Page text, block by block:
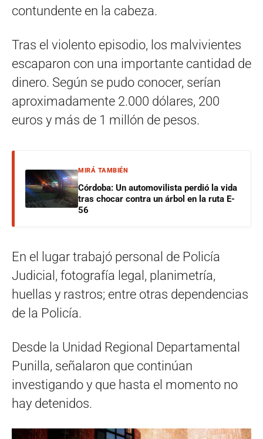
contundente en la cabeza.
Tras el violento episodio, los malvivientes
escaparon con una importante cantidad de
dinero. Según se pudo conocer, serían
aproximadamente 2.000 dólares, 200
euros y más de 1 millón de pesos.
MIRÁ TAMBIÉN
Córdoba: Un automovilista perdió la vida
tras chocar contra un árbol en la ruta E-
56
En el lugar trabajó personal de Policía
Judicial, fotografía legal, planimetría,
huellas y rastros; entre otras dependencias
de la Policía.
Desde la Unidad Regional Departamental
Punilla, señalaron que continúan
investigando y que hasta el momento no
hay detenidos.